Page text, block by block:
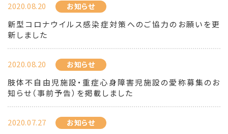
2020.08.20 お知らせ
新型コロナウイルス感染症対策へのご協力のお願いを更
新しました
2020.08.20 お知らせ
肢体不自由児施設・重症心身障害児施設の愛称募集のお
知らせ（事前予告）を掲載しました
2020.07.27 お知らせ